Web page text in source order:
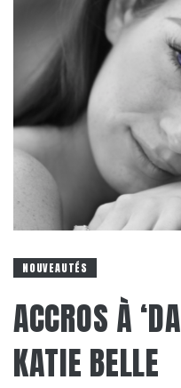
NOUVEAUTÉS
ACCROS À
KATIE BELLE